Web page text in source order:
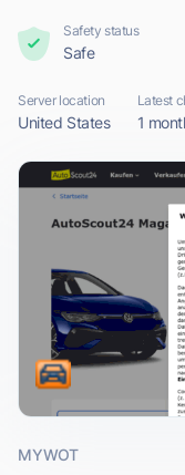
Safety status
Safe
Server location
United States
Latest
1
MYWOT